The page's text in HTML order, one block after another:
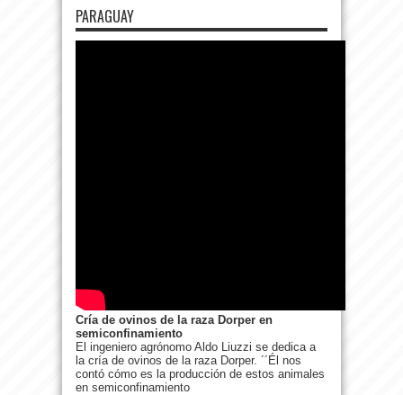
PARAGUAY
Cría de ovinos de la raza Dorper en
semiconfinamiento
El ingeniero agrónomo Aldo Liuzzi se dedica a
la cría de ovinos de la raza Dorper. ´´Él nos
contó cómo es la producción de estos animales
en semiconfinamiento